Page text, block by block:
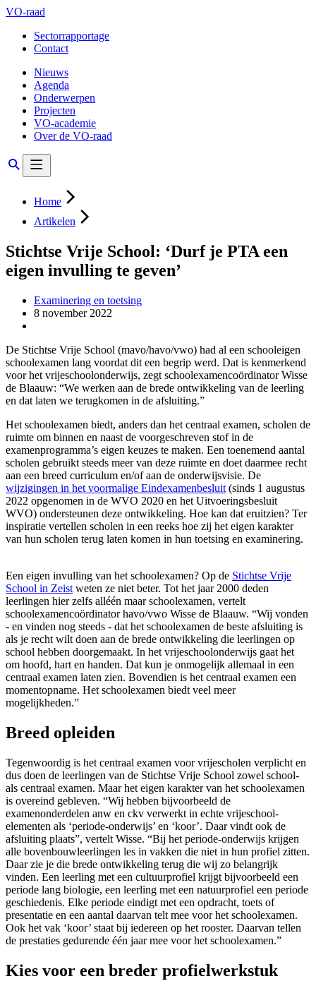
VO-raad
Sectorrapportage
Contact
Nieuws
Agenda
Onderwerpen
Projecten
VO-academie
Over de VO-raad
Home
Artikelen
Stichtse Vrije School: ‘Durf je PTA een
eigen invulling te geven’
Examinering en toetsing
8 november 2022
De Stichtse Vrije School (mavo/havo/vwo) had al een schooleigen
schoolexamen lang voordat dit een begrip werd. Dat is kenmerkend
voor het vrijeschoolonderwijs, zegt schoolexamencoördinator Wisse
de Blaauw: “We werken aan de brede ontwikkeling van de leerling
en dat laten we terugkomen in de afsluiting.”
Het schoolexamen biedt, anders dan het centraal examen, scholen de
ruimte om binnen en naast de voorgeschreven stof in de
examenprogramma’s eigen keuzes te maken. Een toenemend aantal
scholen gebruikt steeds meer van deze ruimte en doet daarmee recht
aan een breed curriculum en/of aan de onderwijsvisie. De
wijzigingen in het voormalige Eindexamenbesluit (sinds 1 augustus
2022 opgenomen in de WVO 2020 en het Uitvoeringsbesluit
WVO) ondersteunen deze ontwikkeling. Hoe kan dat eruitzien? Ter
inspiratie vertellen scholen in een reeks hoe zij het eigen karakter
van hun scholen terug laten komen in hun toetsing en examinering.
Een eigen invulling van het schoolexamen? Op de Stichtse Vrije
School in Zeist weten ze niet beter. Tot het jaar 2000 deden
leerlingen hier zelfs alléén maar schoolexamen, vertelt
schoolexamencoördinator havo/vwo Wisse de Blaauw. “Wij vonden
- en vinden nog steeds - dat het schoolexamen de beste afsluiting is
als je recht wilt doen aan de brede ontwikkeling die leerlingen op
school hebben doorgemaakt. In het vrijeschoolonderwijs gaat het
om hoofd, hart en handen. Dat kun je onmogelijk allemaal in een
centraal examen laten zien. Bovendien is het centraal examen een
momentopname. Het schoolexamen biedt veel meer
mogelijkheden.”
Breed opleiden
Tegenwoordig is het centraal examen voor vrijescholen verplicht en
dus doen de leerlingen van de Stichtse Vrije School zowel school-
als centraal examen. Maar het eigen karakter van het schoolexamen
is overeind gebleven. “Wij hebben bijvoorbeeld de
examenonderdelen anw en ckv verwerkt in echte vrijeschool-
elementen als ‘periode-onderwijs’ en ‘koor’. Daar vindt ook de
afsluiting plaats”, vertelt Wisse. “Bij het periode-onderwijs krijgen
alle bovenbouwleerlingen les in vakken die niet in hun profiel zitten.
Daar zie je die brede ontwikkeling terug die wij zo belangrijk
vinden. Een leerling met een cultuurprofiel krijgt bijvoorbeeld een
periode lang biologie, een leerling met een natuurprofiel een periode
geschiedenis. Elke periode eindigt met een opdracht, toets of
presentatie en een aantal daarvan telt mee voor het schoolexamen.
Ook het vak ‘koor’ staat bij iedereen op het rooster. Daarvan tellen
de prestaties gedurende één jaar mee voor het schoolexamen.”
Kies voor een breder profielwerkstuk